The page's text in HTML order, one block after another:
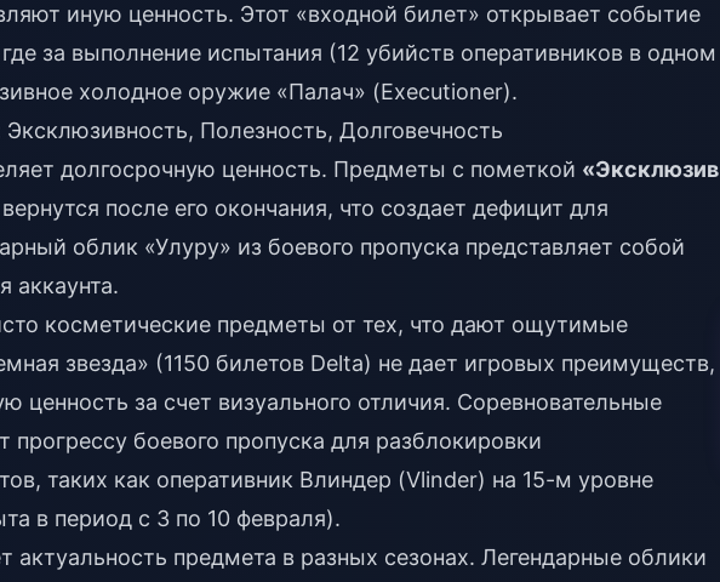
иную ценность. Этот «входной билет» открывает событие
за выполнение испытания (12 убийств оперативников в одном
холодное оружие «Палач» (Executioner).
Полезность, Долговечность
долгосрочную ценность. Предметы с пометкой «Эксклюзив
после его окончания, что создает дефицит для
облик «Улуру» из боевого пропуска представляет собой
аккаунта.
косметические предметы от тех, что дают ощутимые
звезда» (1150 билетов Delta) не дает игровых преимуществ,
ценность за счет визуального отличия. Соревновательные
прогрессу боевого пропуска для разблокировки
таких как оперативник Влиндер (Vlinder) на 15-м уровне
в период с 3 по 10 февраля).
актуальность предмета в разных сезонах. Легендарные облики